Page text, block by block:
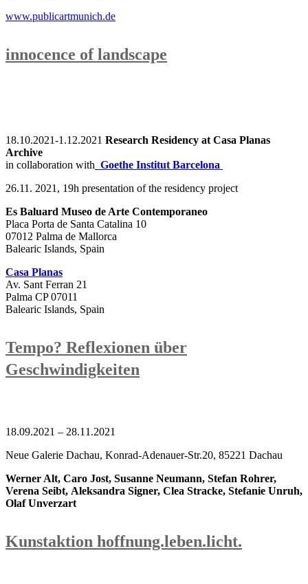
www.publicartmunich.de
innocence of landscape
18.10.2021-1.12.2021 Research Residency at Casa Planas
Archive
in collaboration with Goethe Institut Barcelona
26.11. 2021, 19h presentation of the residency project
Es Baluard Museo de Arte Contemporaneo
Placa Porta de Santa Catalina 10
07012 Palma de Mallorca
Balearic Islands, Spain
Casa Planas
Av. Sant Ferran 21
Palma CP 07011
Balearic Islands, Spain
Tempo? Reflexionen über
Geschwindigkeiten
18.09.2021 – 28.11.2021
Neue Galerie Dachau, Konrad-Adenauer-Str.20, 85221 Dachau
Werner Alt, Caro Jost, Susanne Neumann, Stefan Rohrer,
Verena Seibt, Aleksandra Signer, Clea Stracke, Stefanie Unruh,
Olaf Unverzart
Kunstaktion hoffnung.leben.licht.